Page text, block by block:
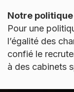
Notre
Pour une
l’égalité des
confié le
à des cabinets